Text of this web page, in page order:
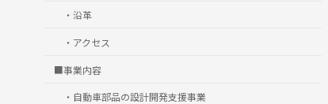
・沿革
・アクセス
■事業内容
・自動車部品の設計開発支援事業